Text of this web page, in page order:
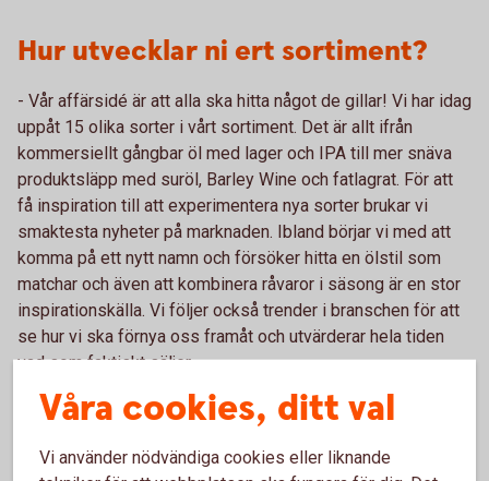
Hur utvecklar ni ert sortiment?
- Vår affärsidé är att alla ska hitta något de gillar! Vi har idag
uppåt 15 olika sorter i vårt sortiment. Det är allt ifrån
kommersiellt gångbar öl med lager och IPA till mer snäva
produktsläpp med suröl, Barley Wine och fatlagrat. För att
få inspiration till att experimentera nya sorter brukar vi
smaktesta nyheter på marknaden. Ibland börjar vi med att
komma på ett nytt namn och försöker hitta en ölstil som
matchar och även att kombinera råvaror i säsong är en stor
inspirationskälla. Vi följer också trender i branschen för att
se hur vi ska förnya oss framåt och utvärderar hela tiden
vad som faktiskt säljer.
Varför valde ni namnet Subbe
bryggeri?
Våra cookies, ditt val
Vi använder nödvändiga cookies eller liknande